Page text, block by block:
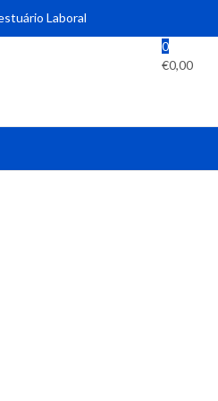
Laboral
0
€0,00